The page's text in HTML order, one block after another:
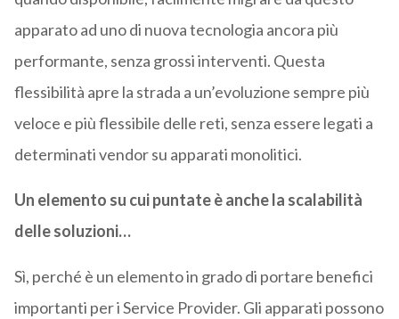
apparato ad uno di nuova tecnologia ancora più
performante, senza grossi interventi. Questa
flessibilità apre la strada a un’evoluzione sempre più
veloce e più flessibile delle reti, senza essere legati a
determinati vendor su apparati monolitici.
Un elemento su cui puntate è anche la scalabilità
delle soluzioni…
Sì, perché è un elemento in grado di portare benefici
importanti per i Service Provider. Gli apparati possono